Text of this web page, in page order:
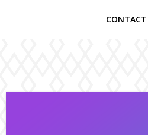
CONTACT